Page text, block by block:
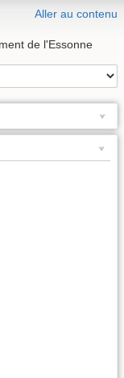
Aller au contenu
de l'Essonne